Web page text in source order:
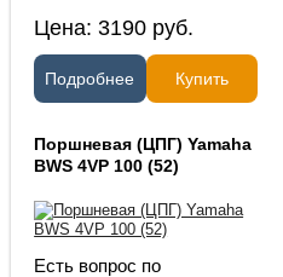
Цена:3190 руб.
Подробнее Купить
Поршневая (ЦПГ) Yamaha
BWS 4VP 100 (52)
Есть вопрос по